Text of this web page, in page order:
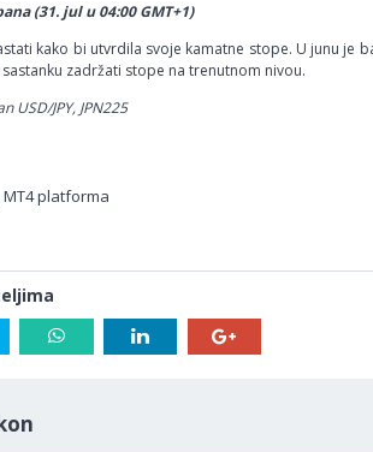
(31. jul u 04:00 GMT+1)
kako bi utvrdila svoje kamatne stope. U junu je
zadržati stope na trenutnom nivou.
USD/JPY, JPN225
platforma